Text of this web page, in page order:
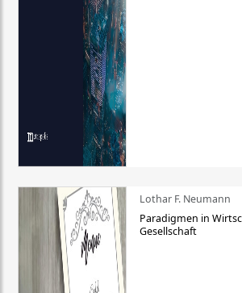
Lothar F. Neumann
Paradigmen in
Gesellschaft